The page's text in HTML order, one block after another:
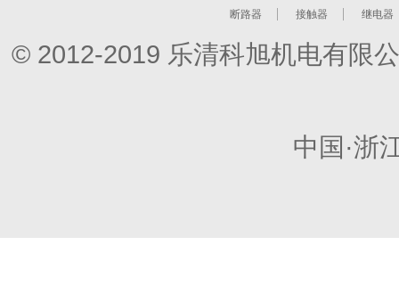
断路器 接触器 继电器
© 2012-2019 乐清科旭机电有限
中国·浙